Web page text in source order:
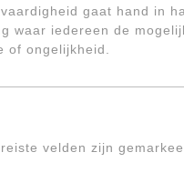
gaat hand in
waar iedereen de
of ongelijkheid.
velden zijn